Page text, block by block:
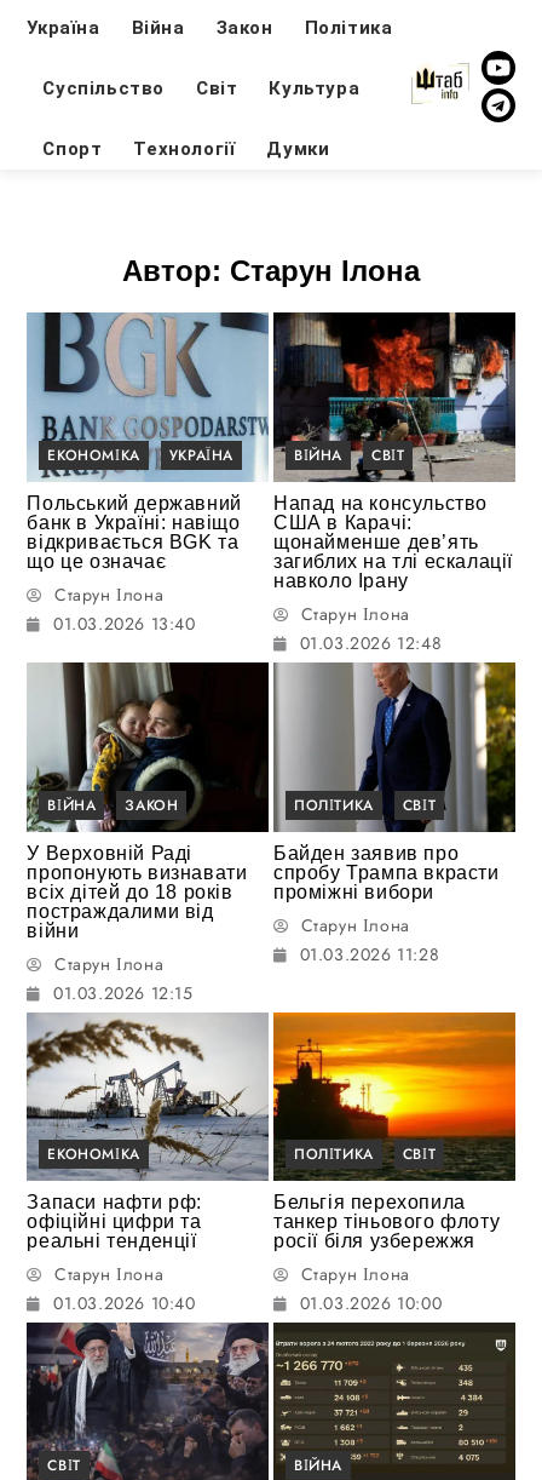
Україна Війна Закон Політика
Суспільство Світ Культура
Спорт Технології Думки
Автор: Старун Ілона
ЕКОНОМІКА УКРАЇНА
Польський державний
банк в Україні: навіщо
відкривається BGK та
що це означає
Старун Ілона
01.03.2026 13:40
ВІЙНА СВІТ
Напад на консульство
США в Карачі:
щонайменше дев’ять
загиблих на тлі ескалації
навколо Ірану
Старун Ілона
01.03.2026 12:48
ВІЙНА ЗАКОН
У Верховній Раді
пропонують визнавати
всіх дітей до 18 років
постраждалими від
війни
Старун Ілона
01.03.2026 12:15
ПОЛІТИКА СВІТ
Байден заявив про
спробу Трампа вкрасти
проміжні вибори
Старун Ілона
01.03.2026 11:28
ЕКОНОМІКА
Запаси нафти рф:
офіційні цифри та
реальні тенденції
Старун Ілона
01.03.2026 10:40
ПОЛІТИКА СВІТ
Бельгія перехопила
танкер тіньового флоту
росії біля узбережжя
Старун Ілона
01.03.2026 10:00
СВІТ ВІЙНА